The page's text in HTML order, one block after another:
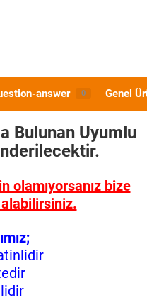
answer 0 Genel
Bulunan Uyumlu
olamıyorsanız bize